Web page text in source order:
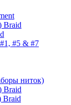
Braid
#5 & #7
ниток)
Braid
Braid